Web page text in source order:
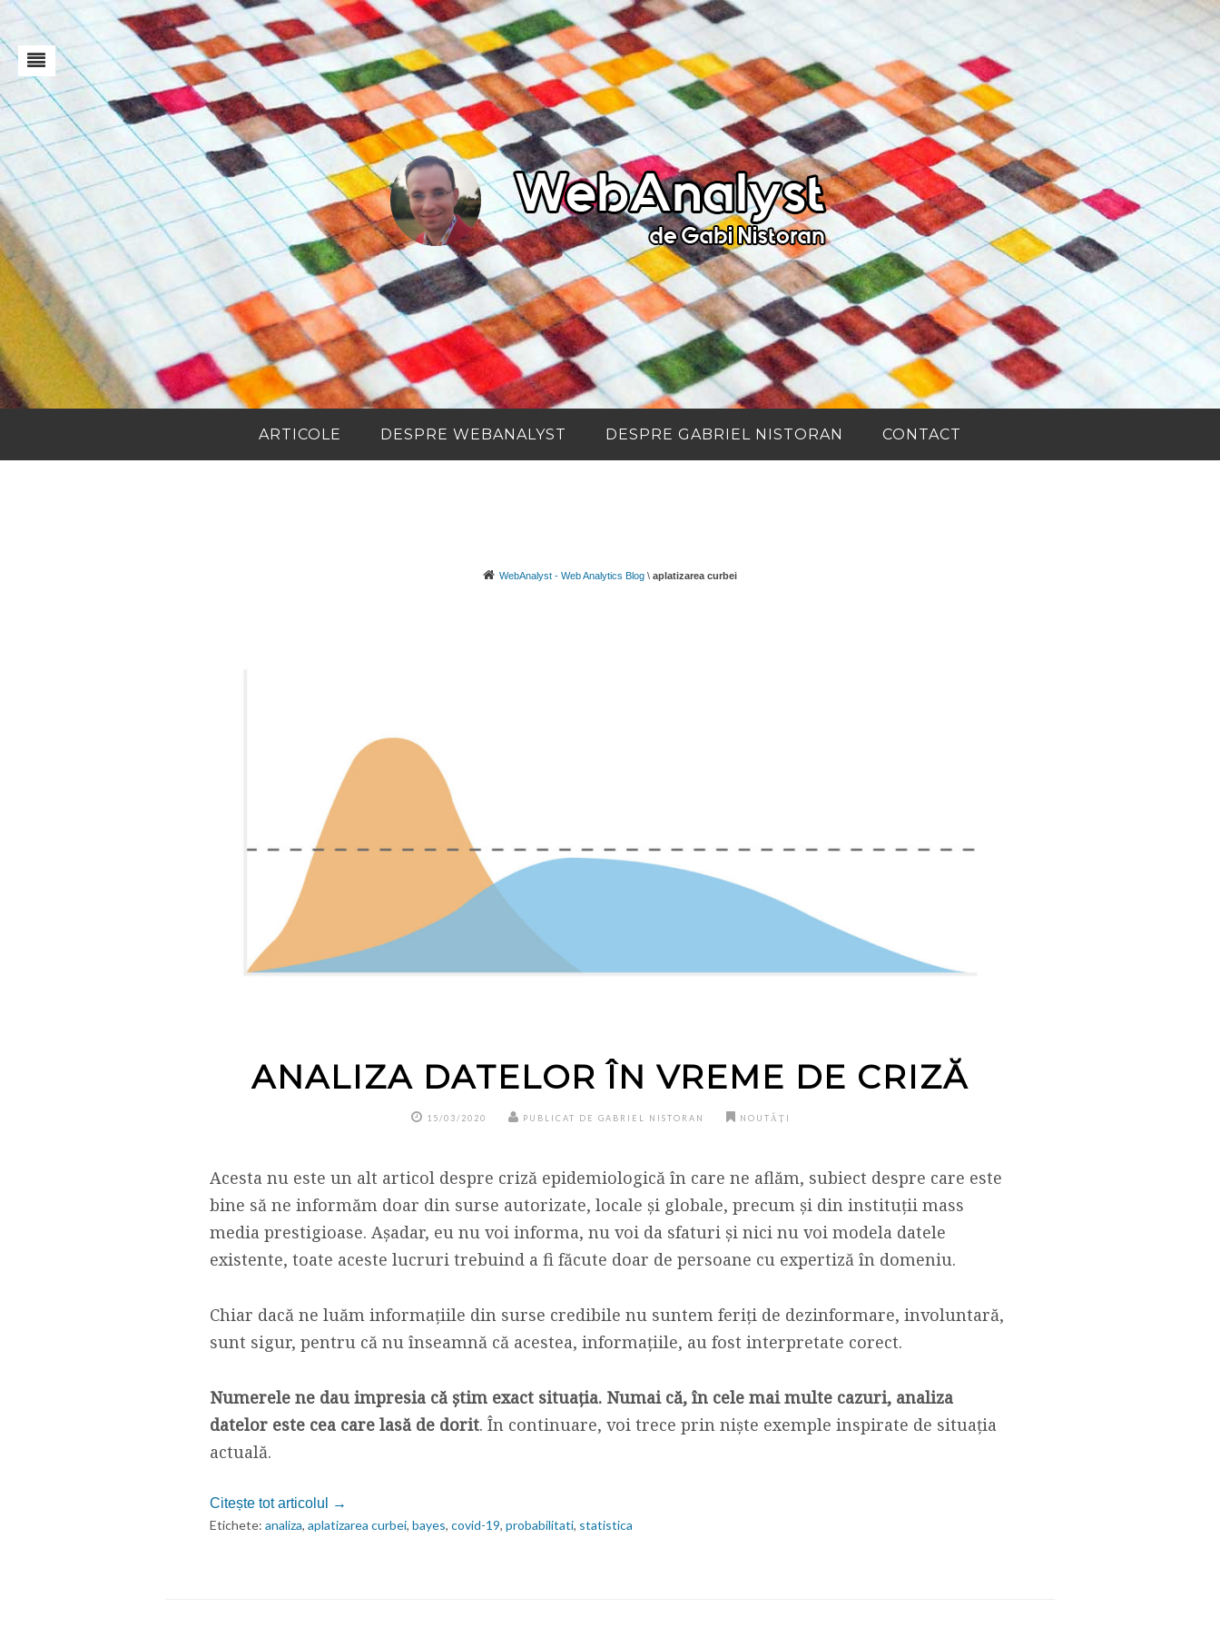
ARTICOLE DESPRE WEBANALYST DESPRE GABRIEL NISTORAN CONTACT
WebAnalyst - Web Analytics Blog \ aplatizarea curbei
ANALIZA DATELOR ÎN VREME DE CRIZĂ
15/03/2020 PUBLICAT DE GABRIEL NISTORAN NOUTĂȚI
Acesta nu este un alt articol despre criză epidemiologică în care ne aflăm, subiect despre care este
bine să ne informăm doar din surse autorizate, locale și globale, precum și din instituții mass
media prestigioase. Așadar, eu nu voi informa, nu voi da sfaturi și nici nu voi modela datele
existente, toate aceste lucruri trebuind a fi făcute doar de persoane cu expertiză în domeniu.
Chiar dacă ne luăm informațiile din surse credibile nu suntem feriți de dezinformare, involuntară,
sunt sigur, pentru că nu înseamnă că acestea, informațiile, au fost interpretate corect.
Numerele ne dau impresia că știm exact situația. Numai că, în cele mai multe cazuri, analiza
datelor este cea care lasă de dorit. În continuare, voi trece prin niște exemple inspirate de situația
actuală.
Citește tot articolul →
Etichete: analiza, aplatizarea curbei, bayes, covid-19, probabilitati, statistica